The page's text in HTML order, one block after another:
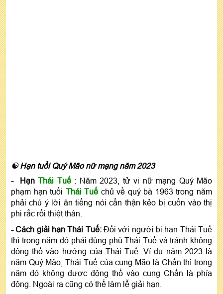
☯ Hạn tuổi Quý Mão nữ mạng năm 2023
- HạnThái Tuế : Năm 2023, tử vi nữ mạng Quý Mão
phạm hạn tuổi Thái Tuế chủ về quý bà 1963 trong năm
phải chú ý lời ăn tiếng nói cẩn thận kẻo bị cuốn vào thị
phi rắc rối thiệt thân.
- Cách giải hạn Thái Tuế: Đối với người bị hạn Thái Tuế
thì trong năm đó phải dùng phù Thái Tuế và tránh không
động thổ vào hướng của Thái Tuế. Ví dụ năm 2023 là
năm Quý Mão, Thái Tuế của cung Mão là Chấn thì trong
năm đó không được động thổ vào cung Chấn là phía
đông. Ngoài ra cũng có thể làm lễ giải hạn.